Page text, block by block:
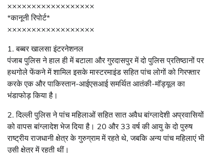
××××××××××××××××××
*कानूनी रिपोर्ट*
××××××××××××××××××
1. बब्बर खालसा इंटरनेशनल
पंजाब पुलिस ने हाल ही में बटाला और गुरदासपुर में दो पुलिस प्रतिष्ठानों पर
हथगोले फेंकने में शामिल इसके मास्टरमाइंड सहित पांच लोगों को गिरफ्तार
करके एक और पाकिस्तान-आईएसआई समर्थित आतंकी-मॉड्यूल का
भंडाफोड़ किया है।
2. दिल्ली पुलिस ने पांच महिलाओं सहित सात अवैध बांग्लादेशी अप्रवासियों
को वापस बांग्लादेश भेज दिया है। 20 और 33 वर्ष की आयु के दो पुरुष
राष्ट्रीय राजधानी क्षेत्र के गुरुग्राम में रहते थे, जबकि अन्य पांच महिलाएं भी
उसी क्षेत्र में रहती थीं।